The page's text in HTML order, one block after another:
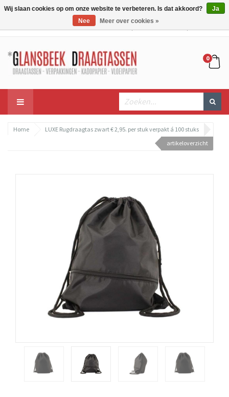
0
Home
LUXE Rugdraagtas zwart € 2,95. per stuk verpakt á 100 stuks
artikeloverzicht
Wij slaan cookies op om onze website te verbeteren. Is dat akkoord?
Ja
Nee
Meer over cookies »